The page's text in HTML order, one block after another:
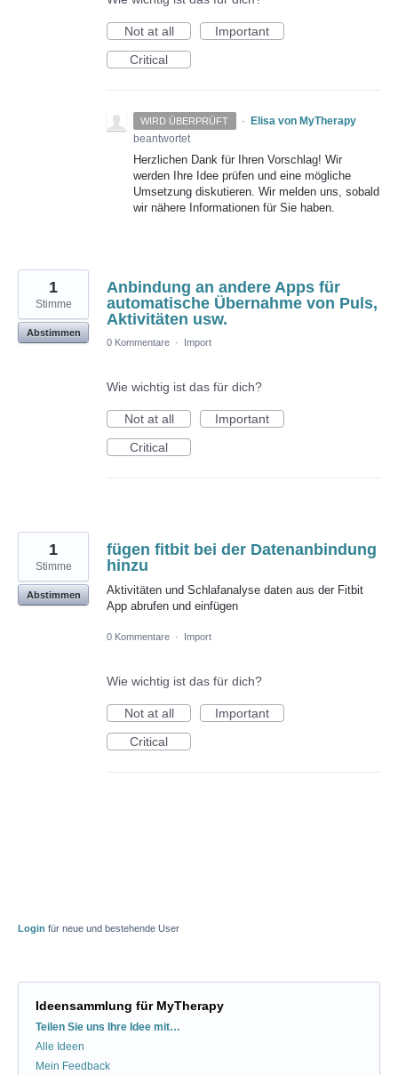
Not at all
Important
Critical
WIRD ÜBERPRÜFT ·
Elisa von MyTherapy
beantwortet
Herzlichen Dank für Ihren Vorschlag! Wir
werden Ihre Idee prüfen und eine mögliche
Umsetzung diskutieren. Wir melden uns, sobald
wir nähere Informationen für Sie haben.
Anbindung an andere Apps für
automatische Übernahme von Puls,
Aktivitäten usw.
1
Stimme
Abstimmen
0 Kommentare · Import
Wie wichtig ist das für dich?
Not at all
Important
Critical
fügen fitbit bei der Datenanbindung
hinzu
Aktivitäten und Schlafanalyse daten aus der Fitbit
App abrufen und einfügen
1
Stimme
Abstimmen
0 Kommentare · Import
Wie wichtig ist das für dich?
Not at all
Important
Critical
Login für neue und bestehende User
Ideensammlung für MyTherapy
Kategorien
Teilen Sie uns Ihre Idee mit…
Alle Ideen
Mein Feedback